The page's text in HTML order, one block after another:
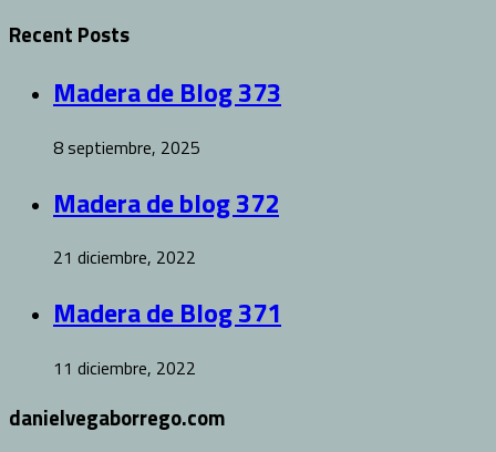
Recent Posts
Madera de Blog 373
8 septiembre, 2025
Madera de blog 372
21 diciembre, 2022
Madera de Blog 371
11 diciembre, 2022
danielvegaborrego.com